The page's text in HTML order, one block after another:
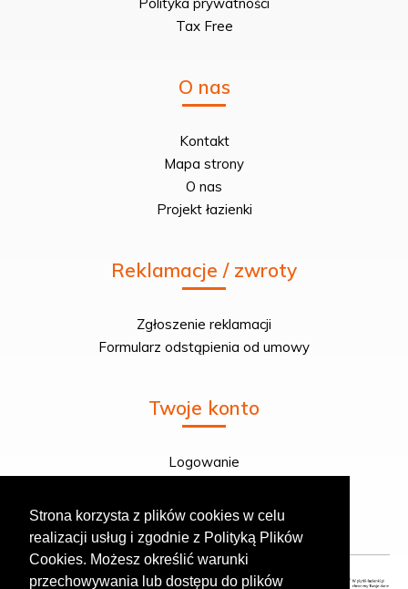
Strona korzysta z plików cookies w celu
realizacji usług i zgodnie z Polityką Plików
Cookies. Możesz określić warunki
przechowywania lub dostępu do plików
Tax Free
O nas
Kontakt
Mapa strony
O nas
Projekt łazienki
Reklamacje / zwroty
Zgłoszenie reklamacji
Formularz odstąpienia od umowy
Twoje konto
Logowanie
Twoje zamówienie